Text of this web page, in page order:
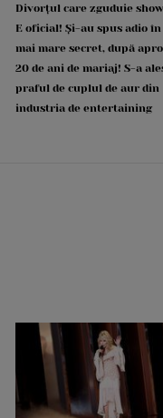
Divorțul care zguduie
E oficial! Și-au spus adio în
mai mare secret, după
20 de ani de mariaj! S-a
praful de cuplul de aur din
industria de entertaining